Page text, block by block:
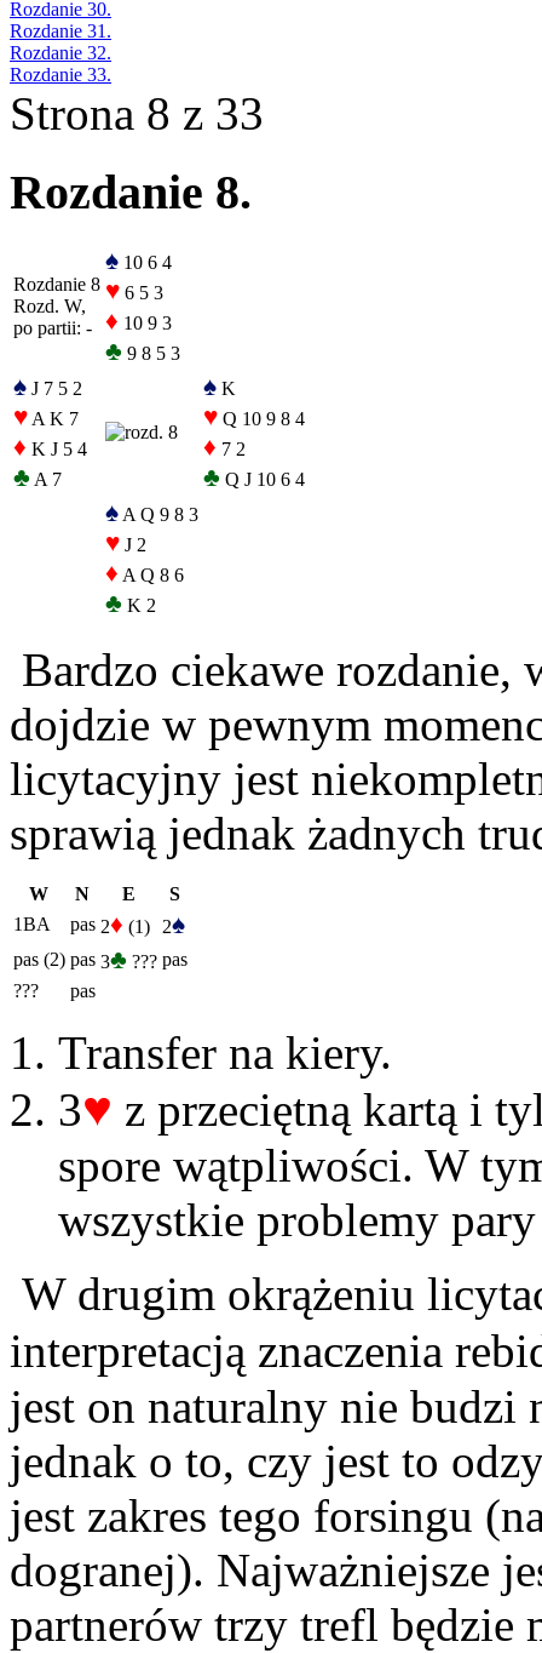
Rozdanie 30.
Rozdanie 31.
Rozdanie 32.
Rozdanie 33.
Strona 8 z 33
Rozdanie 8.
Rozdanie 8
Rozd. W,
po partii: -
♠ 10 6 4
♥ 6 5 3
♦ 10 9 3
♣ 9 8 5 3
♠ J 7 5 2
♥ A K 7
♦ K J 5 4
♣ A 7
♠ K
♥ Q 10 9 8 4
♦ 7 2
♣ Q J 10 6 4
♠ A Q 9 8 3
♥ J 2
♦ A Q 8 6
♣ K 2
Bardzo ciekawe rozdanie,
dojdzie w pewnym
licytacyjny jest
sprawią jednak żadnych
W N E
S
1BA
pas 2♦ (1) 2♠
pas (2) pas 3♣ ??? pas
???
pas
Transfer na kiery.
3♥ z przeciętną kartą i
spore wątpliwości. W
wszystkie problemy
W drugim okrążeniu
interpretacją znaczenia
jest on naturalny nie
jednak o to, czy jest to
jest zakres tego forsingu
dogranej). Najważniejsze
partnerów trzy trefl będzie